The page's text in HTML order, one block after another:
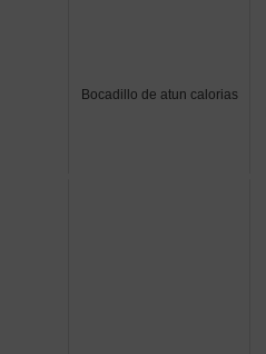
Bocadillo de atun calorias